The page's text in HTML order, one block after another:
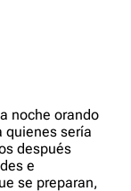
noche orando
quienes sería
después
e
se preparan,